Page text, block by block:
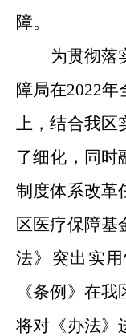
障。
为贯彻落
障局在2022
上，结合我区
了细化，同时
制度体系改革
区医疗保障基
法》突出实
《条例》在
将对《办法》